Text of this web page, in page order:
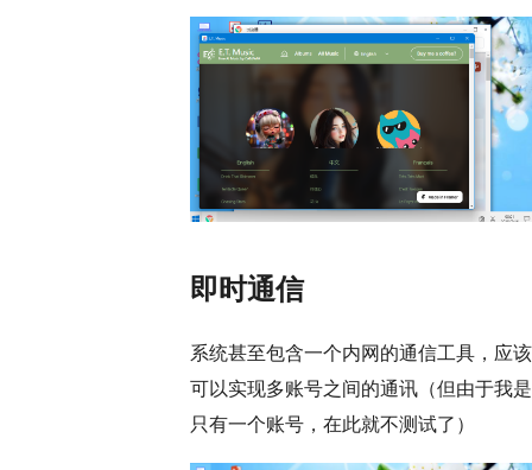
即时通信
系统甚至包含一个内网的通信工具，应该
可以实现多账号之间的通讯（但由于我是
只有一个账号，在此就不测试了）